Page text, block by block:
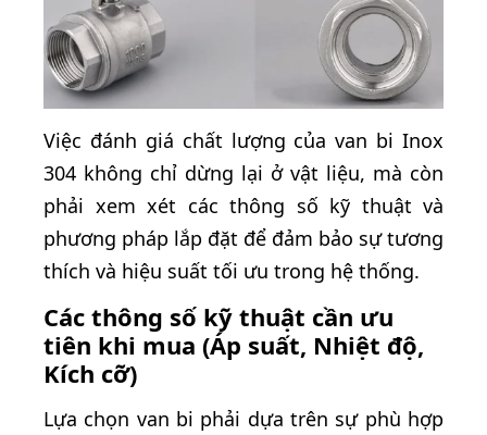
Việc đánh giá chất lượng của van bi Inox
304 không chỉ dừng lại ở vật liệu, mà còn
phải xem xét các thông số kỹ thuật và
phương pháp lắp đặt để đảm bảo sự tương
thích và hiệu suất tối ưu trong hệ thống.
Các thông số kỹ thuật cần ưu
tiên khi mua (Áp suất, Nhiệt độ,
Kích cỡ)
Lựa chọn van bi phải dựa trên sự phù hợp